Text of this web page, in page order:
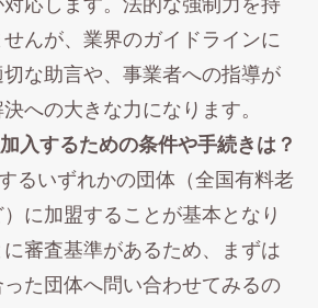
応します。法的な強制力を持
んが、業界のガイドラインに
な助言や、事業者への指導が
への大きな力になります。
入するための条件や手続きは？
るいずれかの団体（全国有料老
に加盟することが基本となり
審査基準があるため、まずは
た団体へ問い合わせてみるの